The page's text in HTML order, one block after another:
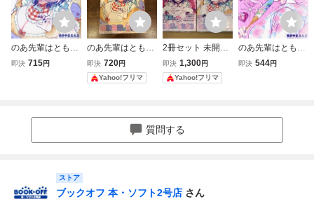
のあ先輩はともだ
ち。(10) ヤングジ
即決 715円
のあ先輩はともだ
ち。 １０ （ヤン
グジャンプコミッ
クス） あきやまえ
即決 720円
Yahoo!フリマ
2冊セット 未開封
品 のあ先輩はとも
だち。 9、10巻
（ヤングジャンプ
即決 1,300円
Yahoo!フリマ
のあ先輩はともだ
ち。(5) ヤングジ
即決 544円
質問する
ストア
ブックオフ 本・ソフト2号店 さん